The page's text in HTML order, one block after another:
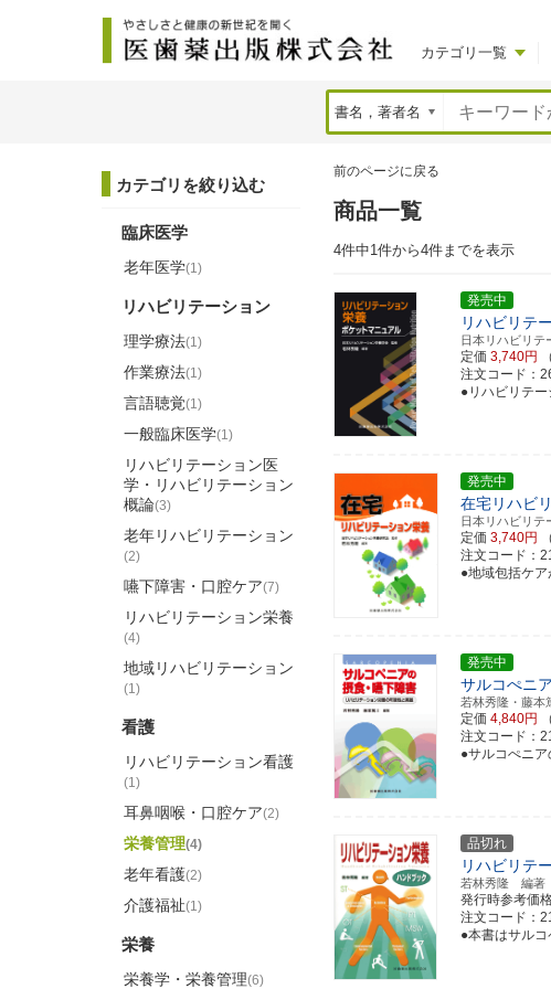
カテゴリ一覧
前のページに戻る
商品一覧
4件中1件から4件までを表示
発売中
リハビリテ
日本リハビリ
定価 3,740円
注文コード：
●リハビリテ
発売中
在宅リハビ
日本リハビリ
定価 3,740円
注文コード：
●地域包括ケ
発売中
サルコぺニ
若林秀隆・藤
定価 4,840円
注文コード：
●サルコぺニア
品切れ
リハビリテ
若林秀隆 編著
発行時参考価
注文コード：
●本書はサル
カテゴリを絞り込む
臨床医学
老年医学(1)
リハビリテーション
理学療法(1)
作業療法(1)
言語聴覚(1)
一般臨床医学(1)
リハビリテーション医
学・リハビリテーション
概論(3)
老年リハビリテーション
(2)
嚥下障害・口腔ケア(7)
リハビリテーション栄養
(4)
地域リハビリテーション
(1)
看護
リハビリテーション看護
(1)
耳鼻咽喉・口腔ケア(2)
栄養管理(4)
老年看護(2)
介護福祉(1)
栄養
栄養学・栄養管理(6)